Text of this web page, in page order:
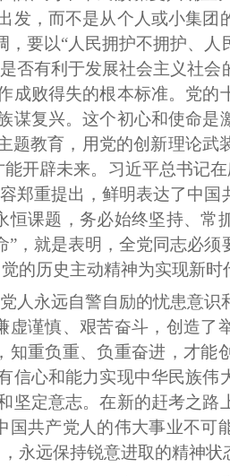
发，而不是从个人或小集团
要以“人民拥护不拥护、人
否有利于发展社会主义社
成败得失的根本标准。党的
谋复兴。这个初心和使命是
题教育，用党的创新理论武
开辟未来。习近平总书记
郑重提出，鲜明表达了中国
课题，务必始终坚持、常
，就是表明，全党同志必须
的历史主动精神为实现新时
人永远自警自励的忧患意
谨慎、艰苦奋斗，创造了
重负重、负重奋进，才能
心和能力实现中华民族伟
定意志。在新的赶考之路
共产党人的伟大事业不可
永远保持锐意进取的精神状